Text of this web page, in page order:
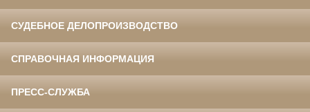
СУДЕБНОЕ ДЕЛОПРОИЗВОДСТВО
СПРАВОЧНАЯ ИНФОРМАЦИЯ
ПРЕСС-СЛУЖБА